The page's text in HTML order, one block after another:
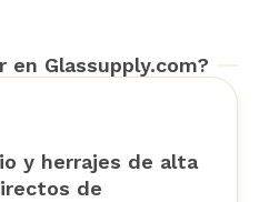
en Glassupply.com?
y herrajes de alta
de